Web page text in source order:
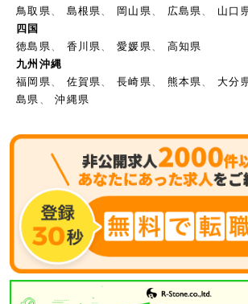
鳥取県
島根県 岡山県 広島県
山口
四国
徳島県
香川県 、愛媛県
高知県
九州沖縄
福岡県
佐賀県 、長崎県 熊本県 大分
島県
、沖縄県